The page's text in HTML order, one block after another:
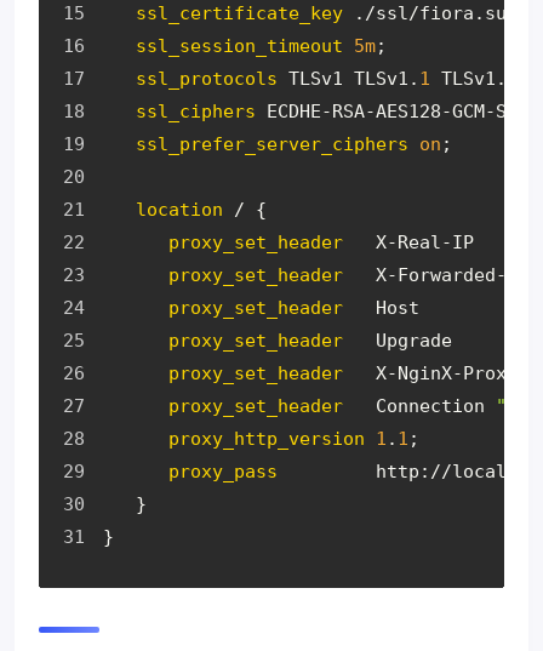
ssl_certificate_key ./ssl/
ssl_session_timeout
5m;
ssl_protocols TLSv1 TLSv1. 1 TLSv1.
ssl_ciphers ECDHE-RSA-AES128-GCM-
ssl_prefer_server_ciphers
on ;
location / {
proxy_set_header
X-Real-
proxy_set_header
X-Forwarded-
proxy_set_header
proxy_set_header
proxy_set_header
X-NginX-
proxy_set_header
   Connection
proxy_http_version
1 . 1 ;
proxy_pass
http://
   }
}